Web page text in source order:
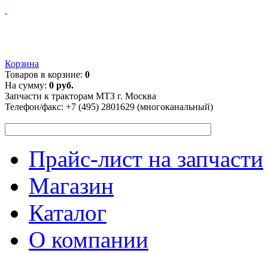
Корзина
Товаров в корзине: 0
На сумму: 0 руб.
Запчасти к тракторам МТЗ г. Москва
Телефон/факс: +7 (495) 2801629 (многоканальный)
Прайс-лист на запчасти
Магазин
Каталог
О компании